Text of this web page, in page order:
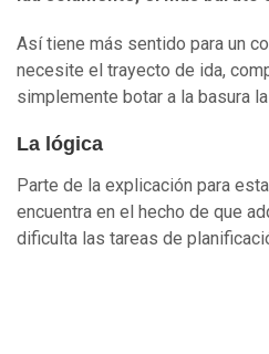
Así tiene más sentido para un
necesite el trayecto de ida,
simplemente botar a la basura
La lógica
Parte de la explicación para
encuentra en el hecho de que
dificulta las tareas de